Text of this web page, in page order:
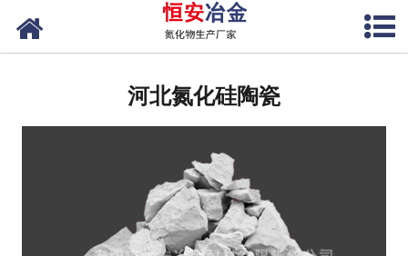
网站首页
河北氮化硅锰
河北氮化锰
河北氮化硅陶瓷